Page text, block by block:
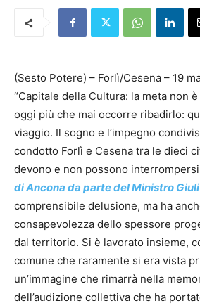
(Sesto Potere) – Forlì/Cesena – 19
“Capitale della Cultura: la meta non
oggi più che mai occorre ribadirlo:
viaggio. Il sogno e l’impegno
condotto Forlì e Cesena tra le dieci
devono e non possono
di Ancona da parte del Ministro Giuli
comprensibile delusione, ma ha
consapevolezza dello spessore
dal territorio. Si è lavorato insieme,
comune che raramente si era vista
un’immagine che rimarrà nella
dell’audizione collettiva che ha